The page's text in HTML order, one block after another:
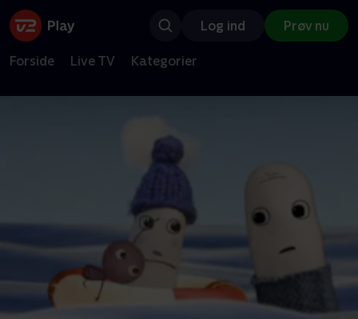
Log ind Prøv nu
Forside Live TV Kategorier